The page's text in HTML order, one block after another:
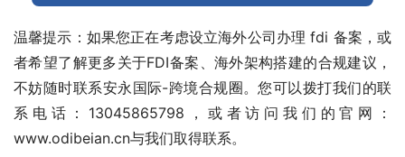
温馨提示：如果您正在考虑设立海外公司办理 fdi 备案，或
者希望了解更多关于FDI备案、海外架构搭建的合规建议，
不妨随时联系安永国际-跨境合规圈。您可以拨打我们的联
系电话：13045865798，或者访问我们的官网：
www.odibeian.cn与我们取得联系。